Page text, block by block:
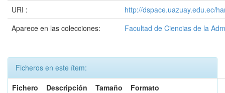
URI :
http://dspace.uazuay.edu.ec/
Aparece en las colecciones:
Facultad de Ciencias de la
Ficheros en este ítem:
Fichero
Descripción Tamaño
Formato